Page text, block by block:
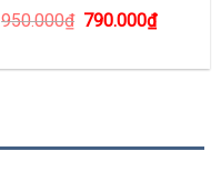
950.000₫ 790.000₫